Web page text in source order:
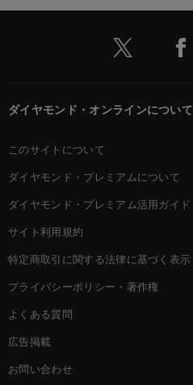
ダイヤモンド・オンラインについて
このサイトについて
ダイヤモンド・プレミアムについて
ダイヤモンド・プレミアム活用ガイド
サイト利用規約
特定商取引に関する法律に基づく表示
プライバシーポリシー・著作権
よくある質問
広告掲載
お問い合わせ